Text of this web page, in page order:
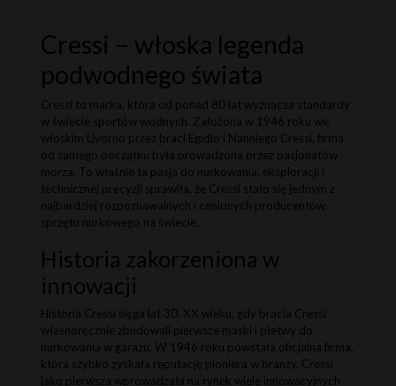
Cressi – włoska legenda
podwodnego świata
Cressi to marka, która od ponad 80 lat wyznacza standardy
w świecie sportów wodnych. Założona w 1946 roku we
włoskim Livorno przez braci Egidio i Nanniego Cressi, firma
od samego początku była prowadzona przez pasjonatów
morza. To właśnie ta pasja do nurkowania, eksploracji i
technicznej precyzji sprawiła, że Cressi stało się jednym z
najbardziej rozpoznawalnych i cenionych producentów
sprzętu nurkowego na świecie.
Historia zakorzeniona w
innowacji
Historia Cressi sięga lat 30. XX wieku, gdy bracia Cressi
własnoręcznie zbudowali pierwsze maski i płetwy do
nurkowania w garażu. W 1946 roku powstała oficjalna firma,
która szybko zyskała reputację pioniera w branży. Cressi
jako pierwsza wprowadzała na rynek wiele innowacyjnych